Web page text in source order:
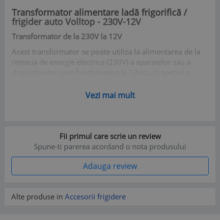
Transformator alimentare ladă frigorifică /
frigider auto Volltop - 230V-12V
Transformator de la 230V la 12V
Acest transformator se poate utiliza la alimentarea de la
rețeaua de energie electrica (230V) a aparatelor sau a
Vezi mai mult
Fii primul care scrie un review
Spune-ti parerea acordand o nota produsului
Adauga review
Alte produse in Accesorii frigidere